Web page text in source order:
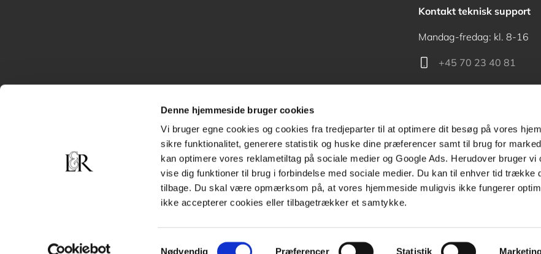
Denne hjemmeside bruger cookies
Vi bruger egne cookies og cookies fra tredjeparter til at optimere dit besøg på vores
sikre funktionalitet, generere statistik og huske dine præferencer samt til brug for
kan optimere vores reklametiltag på sociale medier og Google Ads. Herudover bruger vi
vise dig funktioner til brug i forbindelse med sociale medier. Du kan til enhver tid trække
tilbage. Du skal være opmærksom på, at vores hjemmeside muligvis ikke fungerer
ikke accepterer cookies eller tilbagetrækker et samtykke.
Samtykkevalg
Nødvendig Præferencer Statistik
Kontakt teknisk support
Mandag-fredag: kl. 8-16
+45 70 23 40 81
Kontakt receptionen
+45 70 24 00 00